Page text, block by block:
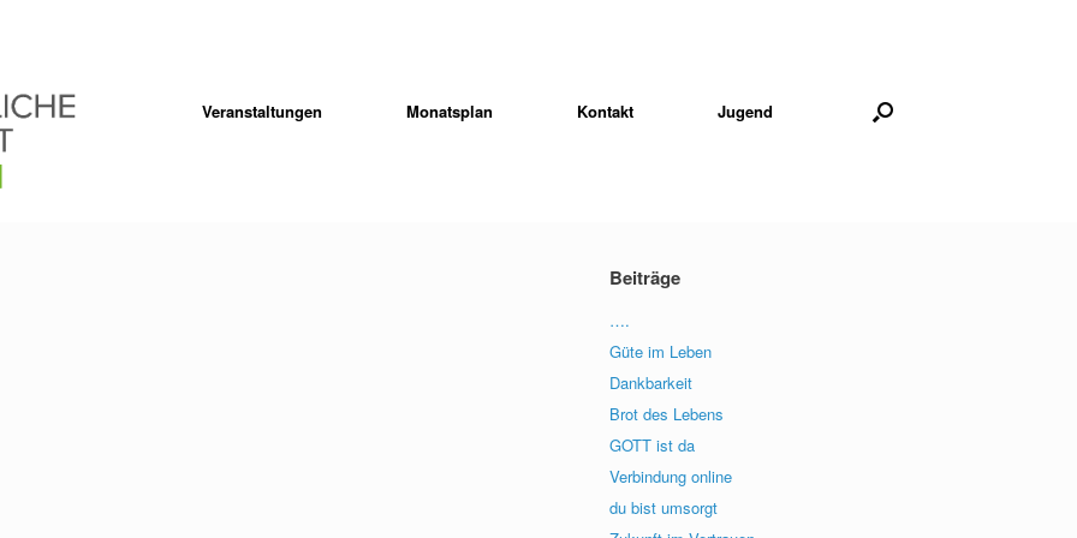
Veranstaltungen Monatsplan Kontakt Jugend
Beiträge
….
Güte im Leben
Dankbarkeit
Brot des Lebens
GOTT ist da
Verbindung online
du bist umsorgt